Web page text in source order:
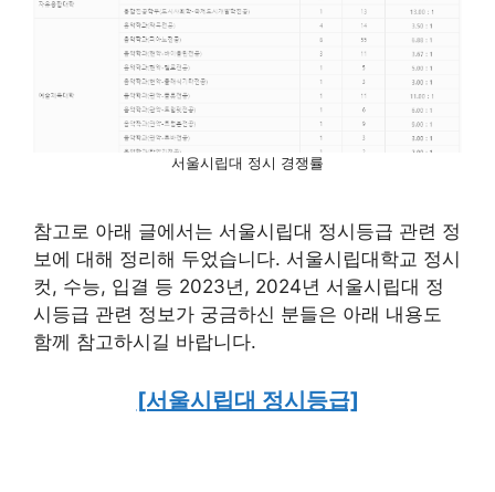
서울시립대 정시 경쟁률
참고로 아래 글에서는 서울시립대 정시등급 관련 정
보에 대해 정리해 두었습니다. 서울시립대학교 정시
컷, 수능, 입결 등 2023년, 2024년 서울시립대 정
시등급 관련 정보가 궁금하신 분들은 아래 내용도
함께 참고하시길 바랍니다.
[서울시립대 정시등급]